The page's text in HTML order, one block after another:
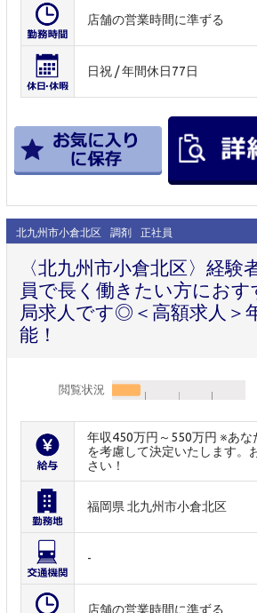
店舗の営業時間に準ずる
日祝 / 年間休日77日
北九州市小倉北区 調剤 正社員
〈北九州市小倉北区〉経
員で長く働きたい方におす
局求人です◎＜高額求人＞
能！
閲覧状況
年収450万円～550万円 ※あな
を考慮して決定いたします。
さい！
福岡県 北九州市小倉北区
-
店舗の営業時間に準ずる